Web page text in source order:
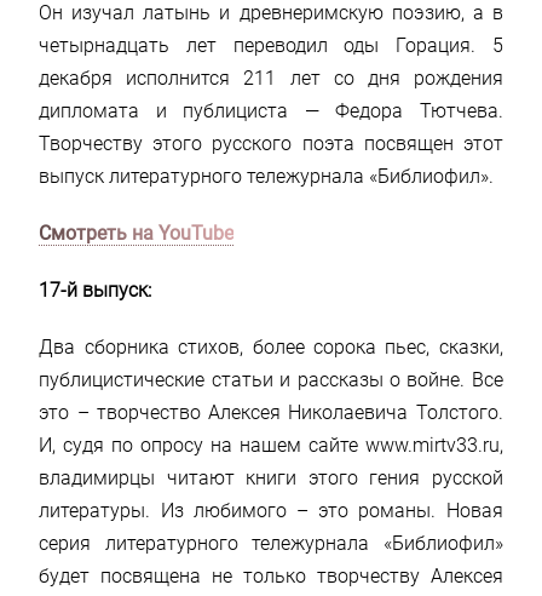
Он изучал латынь и древнеримскую поэзию, а в
четырнадцать лет переводил оды Горация. 5
декабря исполнится 211 лет со дня рождения
дипломата и публициста — Федора Тютчева.
Творчеству этого русского поэта посвящен этот
выпуск литературного тележурнала «Библиофил».
Смотреть на YouTube
17-й выпуск:
Два сборника стихов, более сорока пьес, сказки,
публицистические статьи и рассказы о войне. Все
это – творчество Алексея Николаевича Толстого.
И, судя по опросу на нашем сайте www.mirtv33.ru,
владимирцы читают книги этого гения русской
литературы. Из любимого – это романы. Новая
серия литературного тележурнала «Библиофил»
будет посвящена не только творчеству Алексея